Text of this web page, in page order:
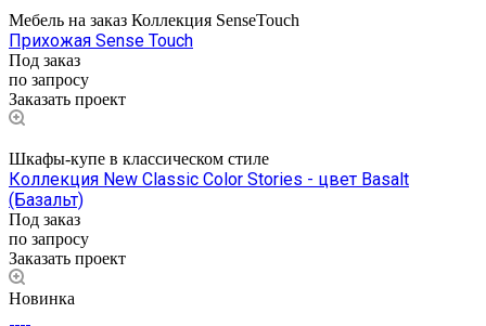
Мебель на заказ Коллекция SenseTouch
Прихожая Sense Touch
Под заказ
по запросу
Заказать проект
Шкафы-купе в классическом стиле
Коллекция New Classic Color Stories - цвет Basalt
(Базальт)
Под заказ
по запросу
Заказать проект
Новинка